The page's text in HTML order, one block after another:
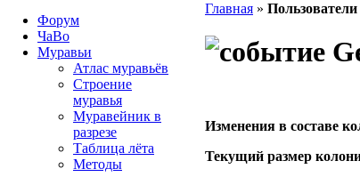
Главная » Пользователи
Изменения в составе
Текущий размер
Форум
ЧаВо
Муравьи
Атлас муравьёв
Строение
муравья
Муравейник в
разрезе
Таблица лёта
Методы